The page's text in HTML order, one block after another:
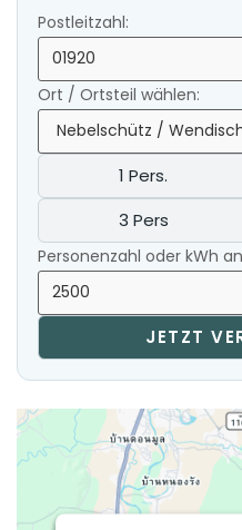
Postleitzahl:
Ort / Ortsteil wählen:
1 Pers.
3 Pers
Personenzahl oder kWh
JETZT